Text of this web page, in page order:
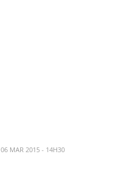
06 MAR 2015 - 14H30